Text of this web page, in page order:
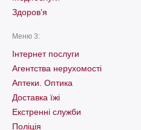
Здоров’я
Меню 3:
Інтернет послуги
Агентства нерухомості
Аптеки. Оптика
Доставка їжі
Екстренні служби
Поліція